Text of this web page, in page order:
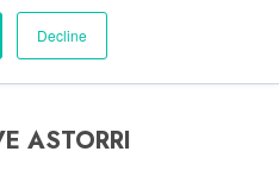
Decline
ASTORRI